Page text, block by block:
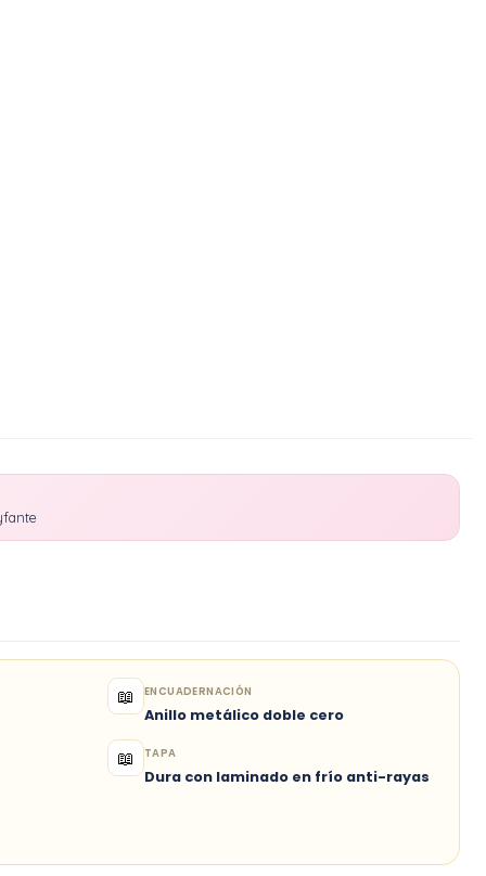
📖 ENCUADERNACIÓN
Anillo metálico doble cero
📖 TAPA
Dura con laminado en frío anti-rayas